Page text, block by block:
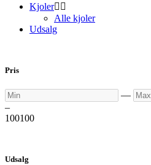
Kjoler 
Alle kjoler
Udsalg
Pris
Min — Max
–
100100
Udsalg